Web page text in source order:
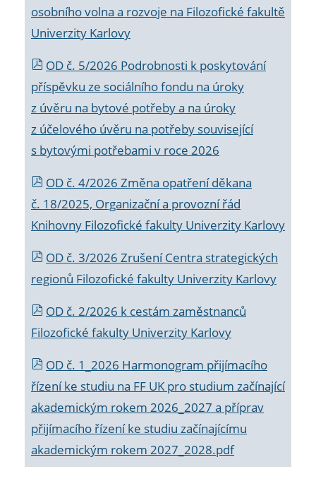
osobního volna a rozvoje na Filozofické fakultě
Univerzity Karlovy
OD č. 5/2026 Podrobnosti k poskytování
příspěvku ze sociálního fondu na úroky
z úvěru na bytové potřeby a na úroky
z účelového úvěru na potřeby související
s bytovými potřebami v roce 2026
OD č. 4/2026 Změna opatření děkana
č. 18/2025, Organizační a provozní řád
Knihovny Filozofické fakulty Univerzity Karlovy
OD č. 3/2026 Zrušení Centra strategických
regionů Filozofické fakulty Univerzity Karlovy
OD č. 2/2026 k cestám zaměstnanců
Filozofické fakulty Univerzity Karlovy
OD č. 1_2026 Harmonogram přijímacího
řízení ke studiu na FF UK pro studium začínající
akademickým rokem 2026_2027 a příprav
přijímacího řízení ke studiu začínajícímu
akademickým rokem 2027_2028.pdf